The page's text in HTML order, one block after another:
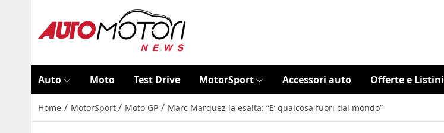
Auto Moto Test Drive MotorSport Accessori auto Offerte e Listini
Home / MotorSport / Moto GP / Marc Marquez la esalta: “E’ qualcosa fuori dal mondo”